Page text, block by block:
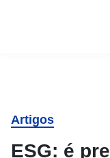
Artigos
ESG: é